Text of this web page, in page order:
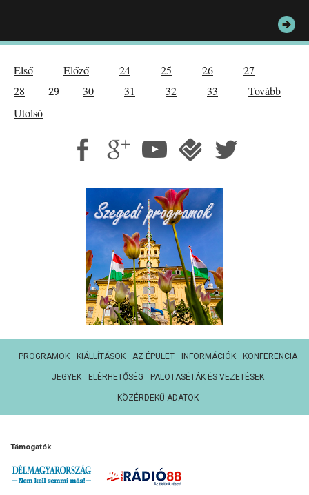
Első Előző 24 25 26
27
28
29 30 31 32 33
Tovább
Utolsó
PROGRAMOK KIÁLLÍTÁSOK AZ ÉPÜLET INFORMÁCIÓK KONFERENCIA
JEGYEK ELÉRHETŐSÉG PALOTASÉTÁK ÉS VEZETÉSEK
KÖZÉRDEKŰ ADATOK
Támogatók